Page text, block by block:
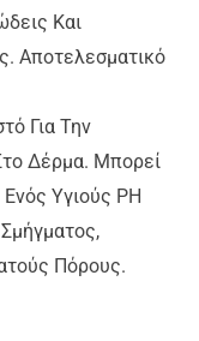
Και
Αποτελεσματικό
Για Την
Δέρμα. Μπορεί
Υγιούς PH
Πόρους.